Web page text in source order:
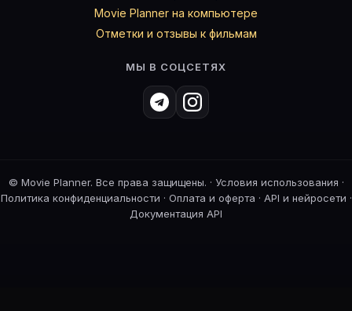
Movie Planner на компьютере
Отметки и отзывы к фильмам
МЫ В СОЦСЕТЯХ
© Movie Planner. Все права защищены. · Условия использования ·
Политика конфиденциальности · Оплата и оферта · API и нейросети ·
Документация API